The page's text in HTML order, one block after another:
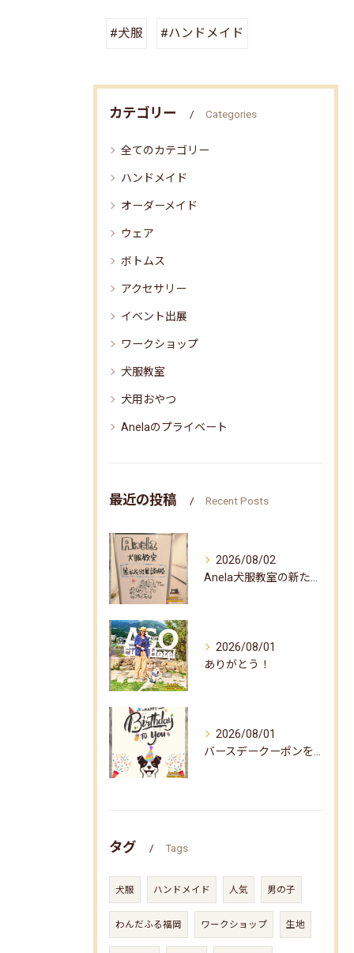
#犬服 #ハンドメイド
カテゴリー Categories
全てのカテゴリー
ハンドメイド
オーダーメイド
ウェア
ボトムス
アクセサリー
イベント出展
ワークショップ
犬服教室
犬用おやつ
Anelaのプライベート
最近の投稿 Recent Posts
2026/08/02
2026/08/01
ありがとう！
2026/08/01
タグ Tags
犬服 ハンドメイド 人気 男の子
わんだふる福岡 ワークショップ 生地